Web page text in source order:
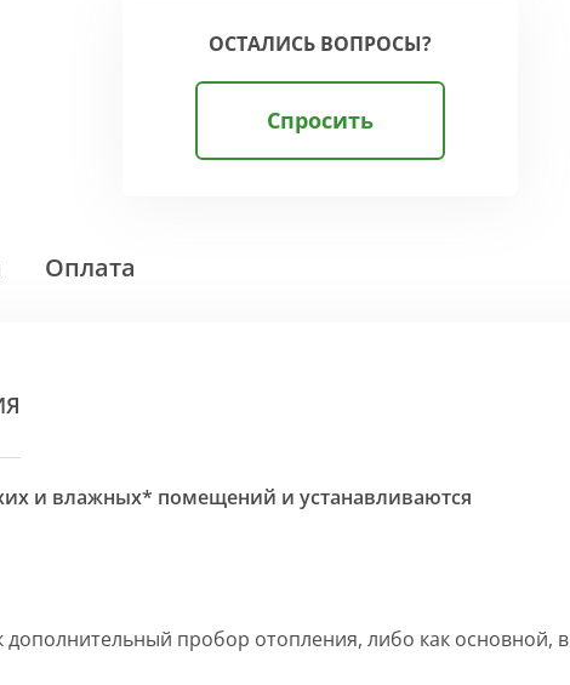
ОСТАЛИСЬ ВОПРОСЫ?
Спросить
Оплата
и влажных* помещений и устанавливаются
пробор отопления, либо как основной, в